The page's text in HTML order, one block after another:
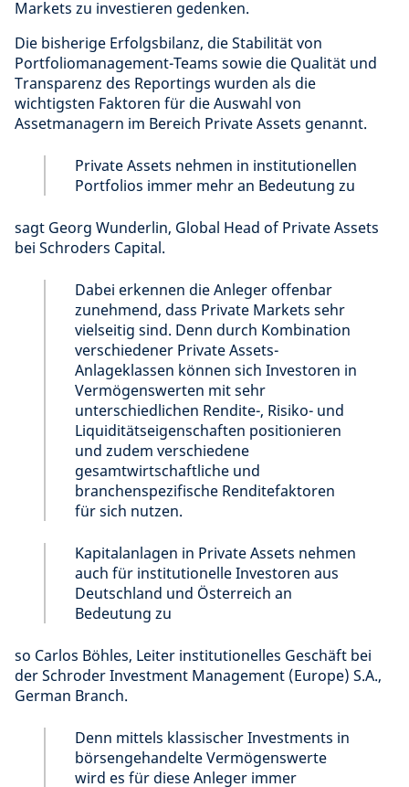
Markets zu investieren gedenken.
Die bisherige Erfolgsbilanz, die Stabilität von
Portfoliomanagement-Teams sowie die Qualität und
Transparenz des Reportings wurden als die
wichtigsten Faktoren für die Auswahl von
Assetmanagern im Bereich Private Assets genannt.
Private Assets nehmen in institutionellen
Portfolios immer mehr an Bedeutung zu
sagt Georg Wunderlin, Global Head of Private Assets
bei Schroders Capital.
Dabei erkennen die Anleger offenbar
zunehmend, dass Private Markets sehr
vielseitig sind. Denn durch Kombination
verschiedener Private Assets-
Anlageklassen können sich Investoren in
Vermögenswerten mit sehr
unterschiedlichen Rendite-, Risiko- und
Liquiditätseigenschaften positionieren
und zudem verschiedene
gesamtwirtschaftliche und
branchenspezifische Renditefaktoren
für sich nutzen.
Kapitalanlagen in Private Assets nehmen
auch für institutionelle Investoren aus
Deutschland und Österreich an
Bedeutung zu
so Carlos Böhles, Leiter institutionelles Geschäft bei
der Schroder Investment Management (Europe) S.A.,
German Branch.
Denn mittels klassischer Investments in
börsengehandelte Vermögenswerte
wird es für diese Anleger immer